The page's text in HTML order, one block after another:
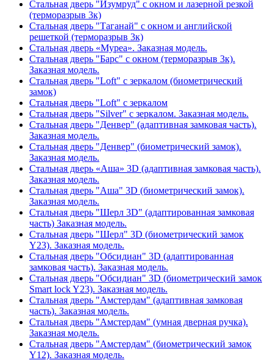
Стальная дверь "Изумруд" с окном и лазерной резкой
(терморазрыв 3к)
Стальная дверь "Таганай" с окном и английской
решеткой (терморазрыв 3к)
Стальная дверь «Муреа». Заказная модель.
Стальная дверь "Барс" с окном (терморазрыв 3к).
Заказная модель.
Стальная дверь "Loft" с зеркалом (биометрический
замок)
Стальная дверь "Loft" с зеркалом
Стальная дверь "Silver" с зеркалом. Заказная модель.
Стальная дверь "Денвер" (адаптивная замковая часть).
Заказная модель.
Стальная дверь "Денвер" (биометрический замок).
Заказная модель.
Стальная дверь «Аша» 3D (адаптивная замковая часть).
Заказная модель.
Стальная дверь "Аша" 3D (биометрический замок).
Заказная модель.
Стальная дверь "Шерл 3D" (адаптированная замковая
часть) Заказная модель.
Стальная дверь "Шерл" 3D (биометрический замок
Y23). Заказная модель.
Стальная дверь "Обсидиан" 3D (адаптированная
замковая часть). Заказная модель.
Стальная дверь "Обсидиан" 3D (биометрический замок
Smart lock Y23). Заказная модель.
Стальная дверь "Амстердам" (адаптивная замковая
часть). Заказная модель.
Стальная дверь "Амстердам" (умная дверная ручка).
Заказная модель.
Стальная дверь "Амстердам" (биометрический замок
Y12). Заказная модель.